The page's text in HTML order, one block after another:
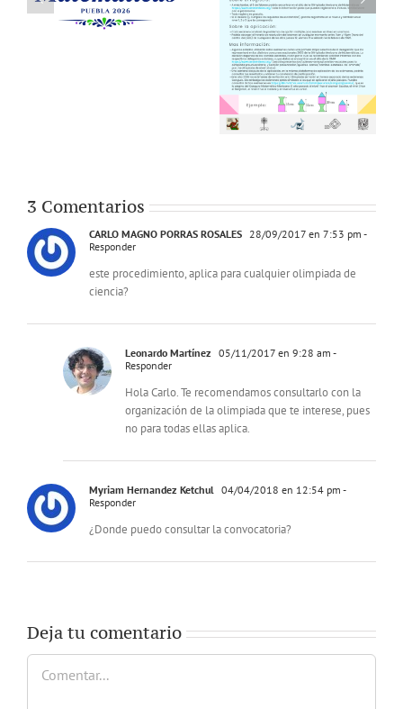
3 Comentarios
CARLO MAGNO PORRAS ROSALES 28/09/2017 en 7:53 pm -
Responder
este procedimiento, aplica para cualquier olimpiada de
ciencia?
Leonardo Martínez 05/11/2017 en 9:28 am -
Responder
Hola Carlo. Te recomendamos consultarlo con la
organización de la olimpiada que te interese, pues
no para todas ellas aplica.
Myriam Hernandez Ketchul 04/04/2018 en 12:54 pm -
Responder
¿Donde puedo consultar la convocatoria?
Deja tu comentario
Comentar